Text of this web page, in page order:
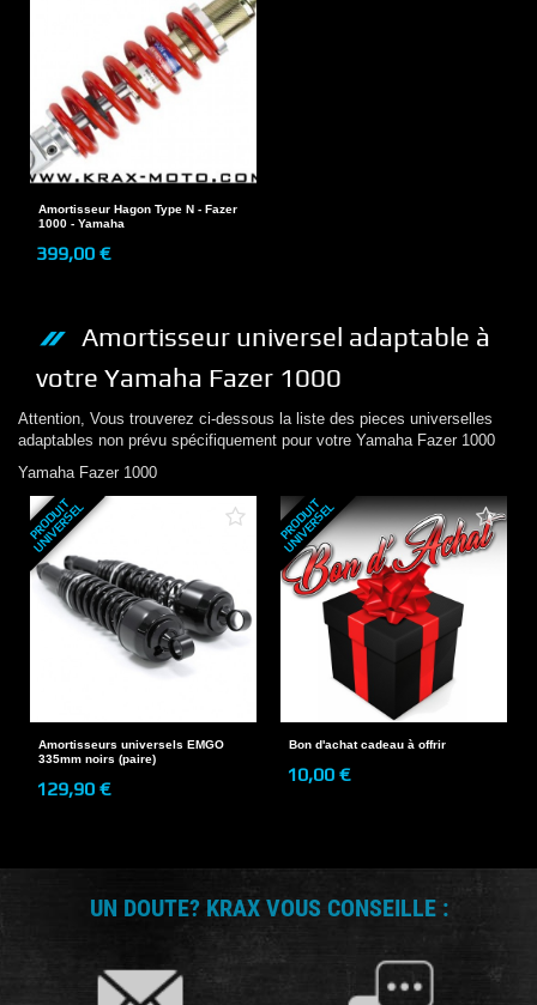
Amortisseur Hagon Type N - Fazer
1000 - Yamaha
399,00 €
Amortisseur universel adaptable à
votre Yamaha Fazer 1000
Attention, Vous trouverez ci-dessous la liste des pieces universelles
adaptables non prévu spécifiquement pour votre Yamaha Fazer 1000
Yamaha Fazer 1000
P
R
O
D
U
I
T
U
N
I
V
E
R
S
E
L
Amortisseurs universels EMGO
335mm noirs (paire)
129,90 €
P
R
O
D
U
I
T
U
N
I
V
E
R
S
E
L
Bon d'achat cadeau à offrir
10,00 €
UN DOUTE? KRAX VOUS CONSEILLE :